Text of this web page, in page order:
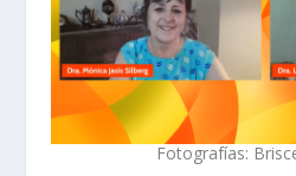
Fotografías: